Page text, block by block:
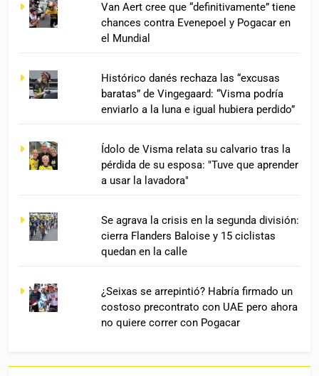
Van Aert cree que “definitivamente” tiene
chances contra Evenepoel y Pogacar en
el Mundial
Histórico danés rechaza las “excusas
baratas” de Vingegaard: “Visma podría
enviarlo a la luna e igual hubiera perdido”
Ídolo de Visma relata su calvario tras la
pérdida de su esposa: "Tuve que aprender
a usar la lavadora"
Se agrava la crisis en la segunda división:
cierra Flanders Baloise y 15 ciclistas
quedan en la calle
¿Seixas se arrepintió? Habría firmado un
costoso precontrato con UAE pero ahora
no quiere correr con Pogacar